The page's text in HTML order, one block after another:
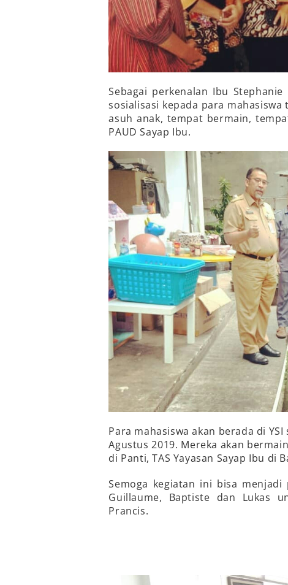
Sebagai perkenalan Ibu
sosialisasi kepada para
asuh anak, tempat bermain,
PAUD Sayap Ibu.
Para mahasiswa akan berada di
Agustus 2019. Mereka akan
di Panti, TAS Yayasan Sayap Ibu di
Semoga kegiatan ini bisa
Guillaume, Baptiste dan Lukas
Prancis.